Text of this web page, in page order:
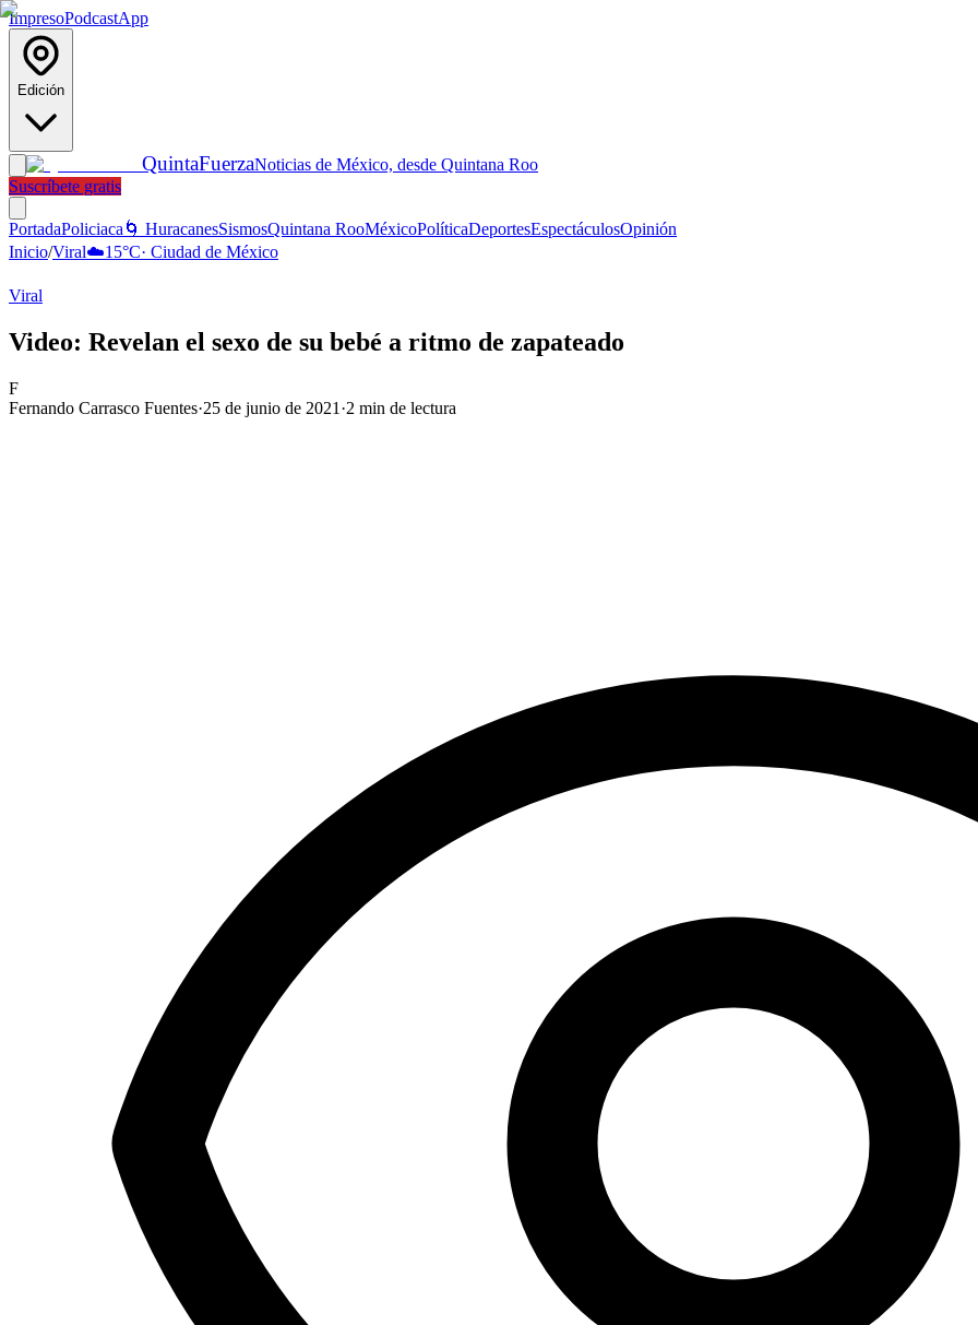
ImpresoPodcastApp
Edición
QuintaFuerzaNoticias de México, desde Quintana Roo
Suscríbete gratis
PortadaPoliciaca 🌀 HuracanesSismosQuintana RooMéxicoPolíticaDeportesEspectáculosOpinión
Inicio/Viral☁️15°C· Ciudad de México
Viral
Video: Revelan el sexo de su bebé a ritmo de zapateado
F
Fernando Carrasco Fuentes·25 de junio de 2021 ·2 min de lectura